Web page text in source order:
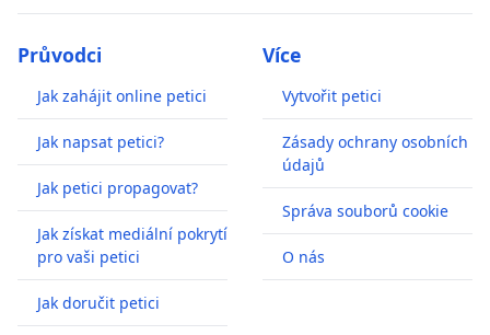
Průvodci
Jak zahájit online petici
Jak napsat petici?
Jak petici propagovat?
Jak získat mediální pokrytí
pro vaši petici
Jak doručit petici
Více
Vytvořit petici
Zásady ochrany osobních
údajů
Správa souborů cookie
O nás